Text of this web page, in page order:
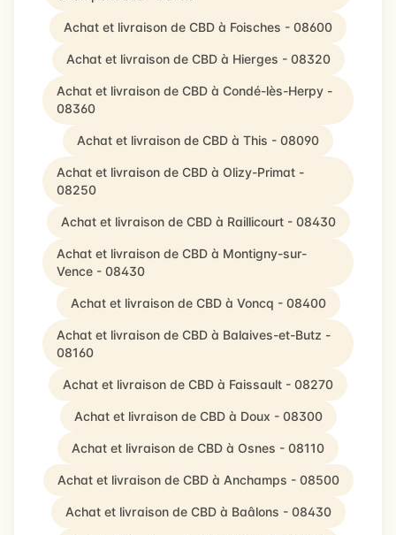
Achat et livraison de CBD à Foisches - 08600
Achat et livraison de CBD à Hierges - 08320
Achat et livraison de CBD à Condé-lès-Herpy -
08360
Achat et livraison de CBD à This - 08090
Achat et livraison de CBD à Olizy-Primat -
08250
Achat et livraison de CBD à Raillicourt - 08430
Achat et livraison de CBD à Montigny-sur-
Vence - 08430
Achat et livraison de CBD à Voncq - 08400
Achat et livraison de CBD à Balaives-et-Butz -
08160
Achat et livraison de CBD à Faissault - 08270
Achat et livraison de CBD à Doux - 08300
Achat et livraison de CBD à Osnes - 08110
Achat et livraison de CBD à Anchamps - 08500
Achat et livraison de CBD à Baâlons - 08430